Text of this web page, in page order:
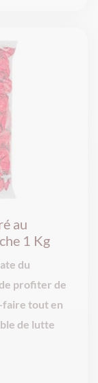
au
1 Kg
du
profiter de
faire tout en
de lutte